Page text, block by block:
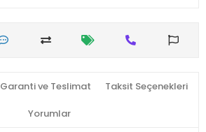
Garanti ve Teslimat Taksit Seçenekleri
Yorumlar